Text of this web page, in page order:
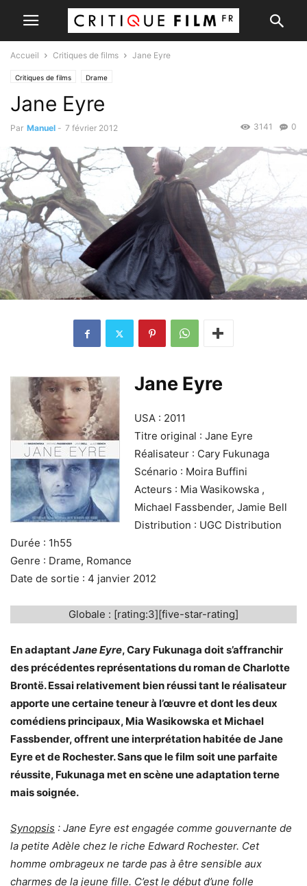
Accueil Critiques de films Jane Eyre
Critiques de films Drame
Jane Eyre
Par Manuel - 7 février 2012 0
3141
Jane Eyre
USA : 2011
Titre original : Jane Eyre
Réalisateur : Cary Fukunaga
Scénario : Moira Buffini
Acteurs : Mia Wasikowska ,
Michael Fassbender, Jamie Bell
Distribution : UGC Distribution
Durée : 1h55
Genre : Drame, Romance
Date de sortie : 4 janvier 2012
Globale : [rating:3][five-star-rating]
En adaptantJane Eyre, Cary Fukunaga doit s’affranchir
des précédentes représentations du roman de Charlotte
Brontë. Essai relativement bien réussi tant le réalisateur
apporte une certaine teneur à l’œuvre et dont les deux
comédiens principaux, Mia Wasikowska et Michael
Fassbender, offrent une interprétation habitée de Jane
Eyre et de Rochester. Sans que le film soit une parfaite
réussite, Fukunaga met en scène une adaptation terne
mais soignée.
Synopsis : Jane Eyre est engagée comme gouvernante de
la petite Adèle chez le riche Edward Rochester. Cet
homme ombrageux ne tarde pas à être sensible aux
charmes de la jeune fille. C’est le début d’une folle